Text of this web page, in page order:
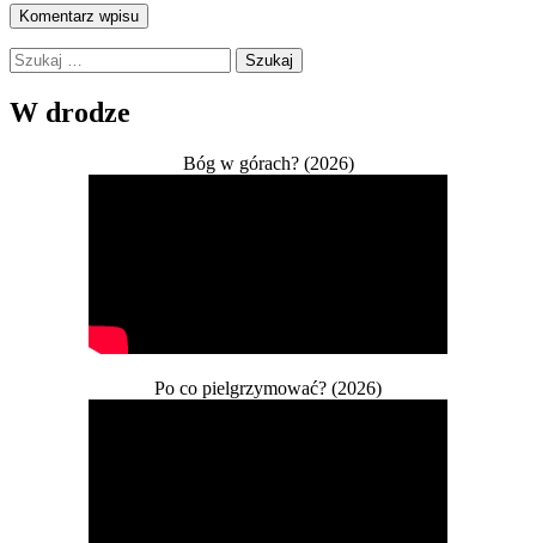
Szukaj:
W drodze
Bóg w górach? (2026)
Po co pielgrzymować? (2026)